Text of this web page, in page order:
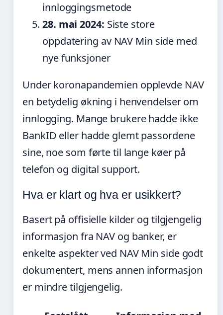
innloggingsmetode
28. mai 2024: Siste store
oppdatering av NAV Min side med
nye funksjoner
Under koronapandemien opplevde NAV
en betydelig økning i henvendelser om
innlogging. Mange brukere hadde ikke
BankID eller hadde glemt passordene
sine, noe som førte til lange køer på
telefon og digital support.
Hva er klart og hva er usikkert?
Basert på offisielle kilder og tilgjengelig
informasjon fra NAV og banker, er
enkelte aspekter ved NAV Min side godt
dokumentert, mens annen informasjon
er mindre tilgjengelig.